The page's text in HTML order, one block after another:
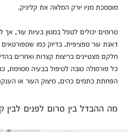
מוסמכת מניו יורק המלווה את קליניק.
סרומים יכולים לטפל במגוון בעיות עור,
דאגת עור ספציפית. בדיוק כמו
חלקם מצטיינים בריצות קצרות ואחרים
כל פורמולה טובה לטיפול בבעיה מסוימת,
הפחתת כתמים כהים, מיצוק העור או
מה ההבדל בין סרום לפנים לבין